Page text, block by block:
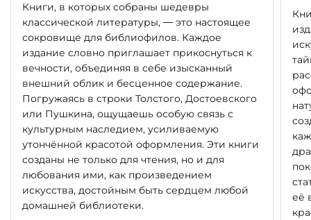
Книги, в которых собраны шедевры
классической литературы, — это настоящее
сокровище для библиофилов. Каждое
издание словно приглашает прикоснуться к
вечности, объединяя в себе изысканный
внешний облик и бесценное содержание.
Погружаясь в строки Толстого, Достоевского
или Пушкина, ощущаешь особую связь с
культурным наследием, усиливаемую
утончённой красотой оформления. Эти книги
созданы не только для чтения, но и для
любования ими, как произведением
искусства, достойным быть сердцем любой
домашней библиотеки.
её